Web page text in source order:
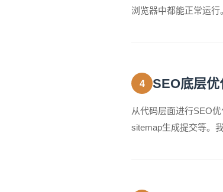
浏览器中都能正常运行
4 SEO底层优
从代码层面进行SEO
sitemap生成提交等。